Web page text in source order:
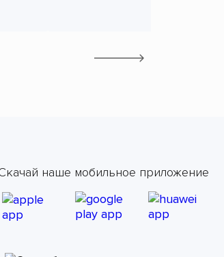
наше мобильное приложение